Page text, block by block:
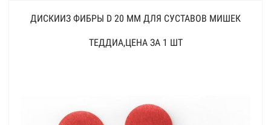
ДИСКИИЗ ФИБРЫ D 20 ММ ДЛЯ СУСТАВОВ МИШЕК
ТЕДДИА,ЦЕНА ЗА 1 ШТ